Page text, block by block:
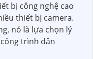
bị công nghệ cao
thiết bị camera.
nó là lựa chọn lý
trình dân